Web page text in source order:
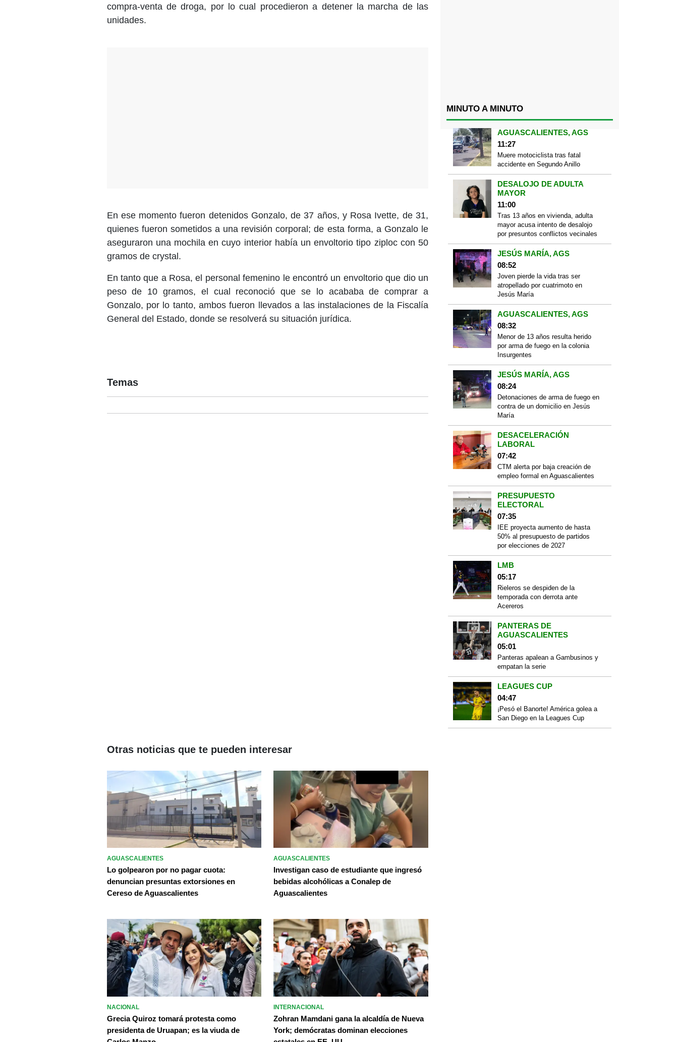
compra-venta de droga, por lo cual procedieron a detener la marcha de las
unidades.
En ese momento fueron detenidos Gonzalo, de 37 años, y Rosa Ivette, de 31,
quienes fueron sometidos a una revisión corporal; de esta forma, a Gonzalo le
aseguraron una mochila en cuyo interior había un envoltorio tipo ziploc con 50
gramos de crystal.
En tanto que a Rosa, el personal femenino le encontró un envoltorio que dio un
peso de 10 gramos, el cual reconoció que se lo acababa de comprar a
Gonzalo, por lo tanto, ambos fueron llevados a las instalaciones de la Fiscalía
General del Estado, donde se resolverá su situación jurídica.
Temas
MINUTO A MINUTO
AGUASCALIENTES, AGS
11:27
Muere motociclista tras fatal
accidente en Segundo Anillo
DESALOJO DE ADULTA
MAYOR
11:00
Tras 13 años en vivienda, adulta
mayor acusa intento de desalojo
por presuntos conflictos vecinales
JESÚS MARÍA, AGS
08:52
Joven pierde la vida tras ser
atropellado por cuatrimoto en
Jesús María
AGUASCALIENTES, AGS
08:32
Menor de 13 años resulta herido
por arma de fuego en la colonia
Insurgentes
JESÚS MARÍA, AGS
08:24
Detonaciones de arma de fuego en
contra de un domicilio en Jesús
María
DESACELERACIÓN
LABORAL
07:42
CTM alerta por baja creación de
empleo formal en Aguascalientes
PRESUPUESTO
ELECTORAL
07:35
IEE proyecta aumento de hasta
50% al presupuesto de partidos
por elecciones de 2027
LMB
05:17
Rieleros se despiden de la
temporada con derrota ante
Acereros
PANTERAS DE
AGUASCALIENTES
05:01
Panteras apalean a Gambusinos y
empatan la serie
LEAGUES CUP
04:47
¡Pesó el Banorte! América golea a
San Diego en la Leagues Cup
Otras noticias que te pueden interesar
AGUASCALIENTES
Lo golpearon por no pagar cuota:
denuncian presuntas extorsiones en
Cereso de Aguascalientes
AGUASCALIENTES
Investigan caso de estudiante que ingresó
bebidas alcohólicas a Conalep de
Aguascalientes
NACIONAL
Grecia Quiroz tomará protesta como
presidenta de Uruapan; es la viuda de
INTERNACIONAL
Zohran Mamdani gana la alcaldía de Nueva
York; demócratas dominan elecciones